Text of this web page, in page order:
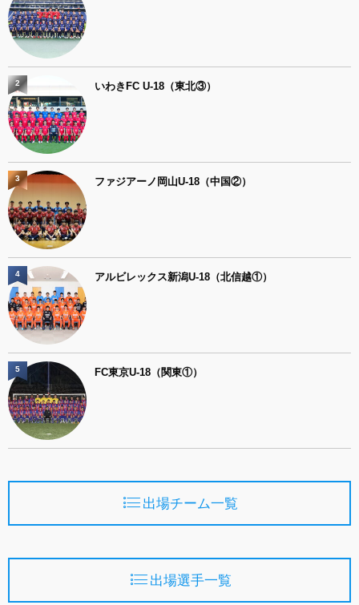
いわきFC U-18（東北③）
2
ファジアーノ岡山U-18（中国②）
3
アルビレックス新潟U-18（北信越①）
4
FC東京U-18（関東①）
5
出場チーム一覧
出場選手一覧